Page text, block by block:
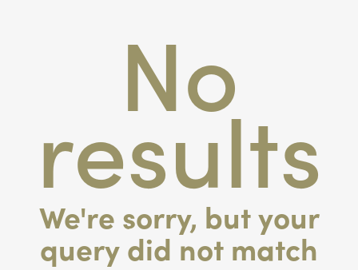
No
results
We're sorry, but your
query did not match